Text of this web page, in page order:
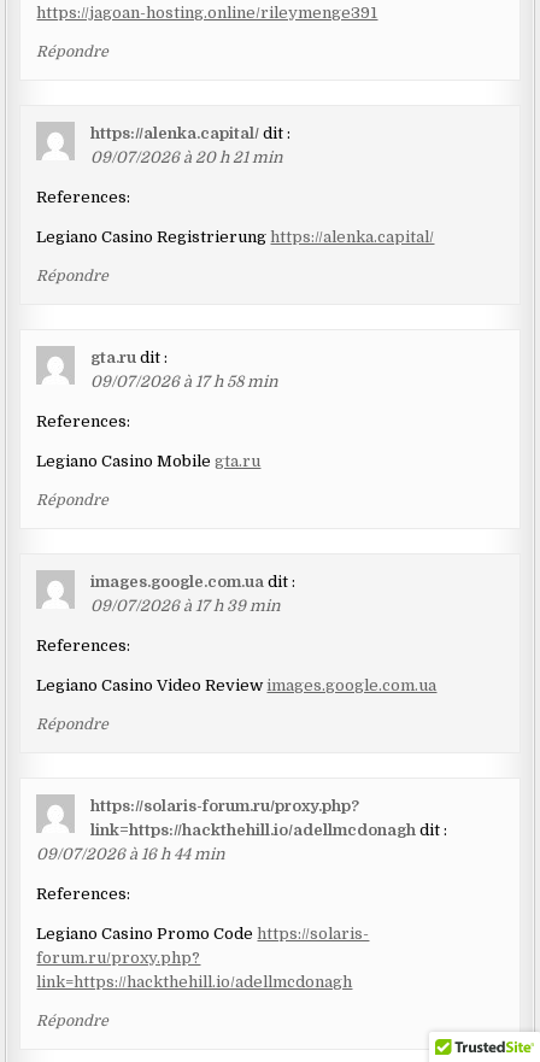
https://jagoan-hosting.online/rileymenge391
Répondre
https://alenka.capital/ dit :
09/07/2026 à 20 h 21 min
References:
Legiano Casino Registrierung https://alenka.capital/
Répondre
gta.ru dit :
09/07/2026 à 17 h 58 min
References:
Legiano Casino Mobilegta.ru
Répondre
images.google.com.ua dit :
09/07/2026 à 17 h 39 min
References:
Legiano Casino Video Review images.google.com.ua
Répondre
https://solaris-forum.ru/proxy.php?
link=https://hackthehill.io/adellmcdonagh dit :
09/07/2026 à 16 h 44 min
References:
Legiano Casino Promo Codehttps://solaris-
forum.ru/proxy.php?
link=https://hackthehill.io/adellmcdonagh
Répondre